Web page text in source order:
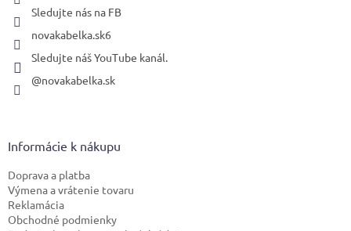
Sledujte nás na FB
novakabelka.sk6
Sledujte náš YouTube kanál.
@novakabelka.sk
Informácie k nákupu
Doprava a platba
Výmena a vrátenie tovaru
Reklamácia
Obchodné podmienky